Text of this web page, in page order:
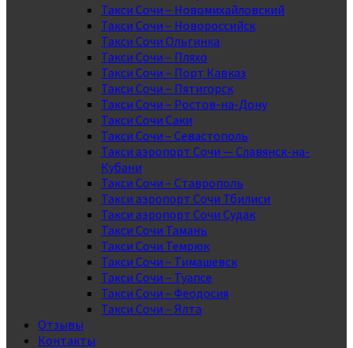
Такси Сочи – Новомихайловский
Такси Сочи – Новороссийск
Такси Сочи Ольгинка
Такси Сочи – Пляхо
Такси Сочи – Порт Кавказ
Такси Сочи – Пятигорск
Такси Сочи – Ростов-на-Дону
Такси Сочи Саки
Такси Сочи – Севастополь
Такси аэропорт Сочи — Славянск-на-
Кубани
Такси Сочи – Ставрополь
Такси аэропорт Сочи Тбилиси
Такси аэропорт Сочи Судак
Такси Сочи Тамань
Такси Сочи Темрюк
Такси Сочи – Тимашевск
Такси Сочи – Туапсе
Такси Сочи – Феодосия
Такси Сочи – Ялта
Отзывы
Контакты